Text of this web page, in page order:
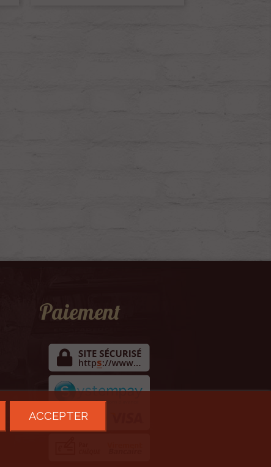
Paiement
ACCEPTER